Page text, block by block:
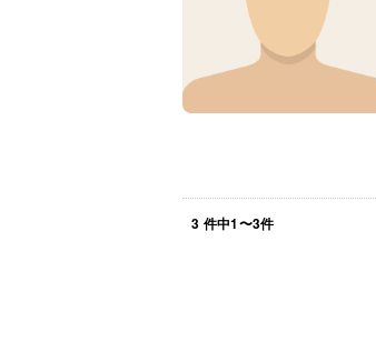
3 件中1〜3件